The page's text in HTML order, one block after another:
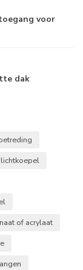
voor
dak
lichtkoepel
of acrylaat